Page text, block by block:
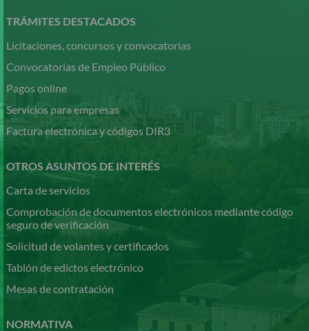
contenido
TRÁMITES DESTACADOS
Licitaciones, concursos y convocatorias
Convocatorias de Empleo Público
Pagos online
Servicios para empresas
Factura electrónica y códigos DIR3
OTROS ASUNTOS DE INTERÉS
Carta de servicios
Comprobación de documentos electrónicos mediante código
seguro de verificación
Solicitud de volantes y certificados
Tablón de edictos electrónico
Mesas de contratación
NORMATIVA